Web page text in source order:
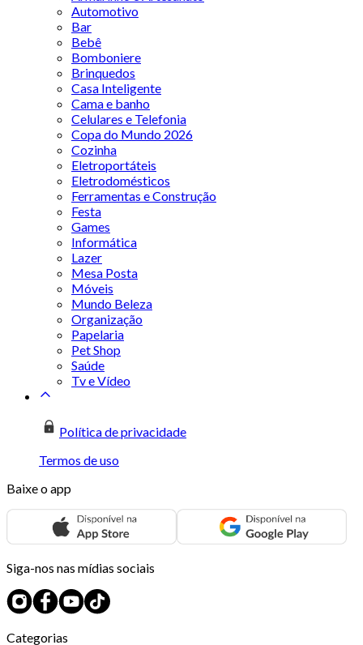
Automotivo
Bar
Bebê
Bomboniere
Brinquedos
Casa Inteligente
Cama e banho
Celulares e Telefonia
Copa do Mundo 2026
Cozinha
Eletroportáteis
Eletrodomésticos
Ferramentas e Construção
Festa
Games
Informática
Lazer
Mesa Posta
Móveis
Mundo Beleza
Organização
Papelaria
Pet Shop
Saúde
Tv e Vídeo
Política de privacidade
Termos de uso
Baixe o app
Siga-nos nas mídias sociais
Categorias